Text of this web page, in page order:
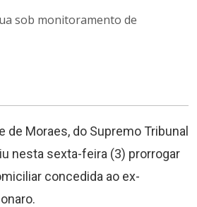
sob monitoramento de
de Moraes, do Supremo Tribunal
nesta sexta-feira (3) prorrogar
concedida ao ex-